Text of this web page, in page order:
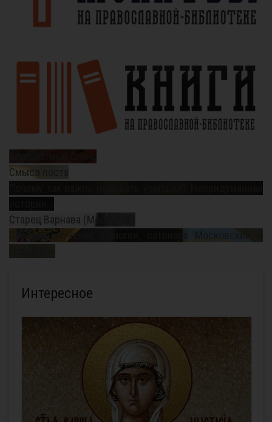
Смысл поста
Старец Варнава (Меркулов)
Священномученик Ермоген, патриарх Московский и
Интересное